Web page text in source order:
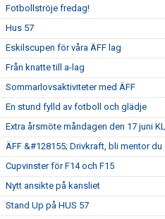
Fotbollströje fredag!
Hus 57
Eskilscupen för våra ÄFF lag
Från knatte till a-lag
Sommarlovsaktiviteter med ÄFF
En stund fylld av fotboll och glädje
Extra årsmöte måndagen den 17 juni
ÄFF &#128155; Drivkraft, bli mentor
Cupvinster för F14 och F15
Nytt ansikte på kansliet
Stand Up på HUS 57